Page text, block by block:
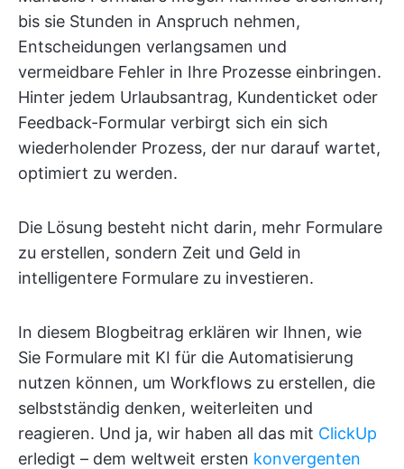
bis sie Stunden in Anspruch nehmen,
Entscheidungen verlangsamen und
vermeidbare Fehler in Ihre Prozesse einbringen.
Hinter jedem Urlaubsantrag, Kundenticket oder
Feedback-Formular verbirgt sich ein sich
wiederholender Prozess, der nur darauf wartet,
optimiert zu werden.
Die Lösung besteht nicht darin, mehr Formulare
zu erstellen, sondern Zeit und Geld in
intelligentere Formulare zu investieren.
In diesem Blogbeitrag erklären wir Ihnen, wie
Sie Formulare mit KI für die Automatisierung
nutzen können, um Workflows zu erstellen, die
selbstständig denken, weiterleiten und
reagieren. Und ja, wir haben all das mit ClickUp
erledigt – dem weltweit ersten konvergenten